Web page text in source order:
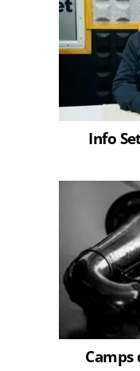
Info
Camps